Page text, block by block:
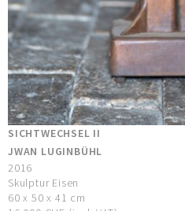
SICHTWECHSEL II
JWAN LUGINBÜHL
2016
Skulptur Eisen
60 x 50 x 41 cm